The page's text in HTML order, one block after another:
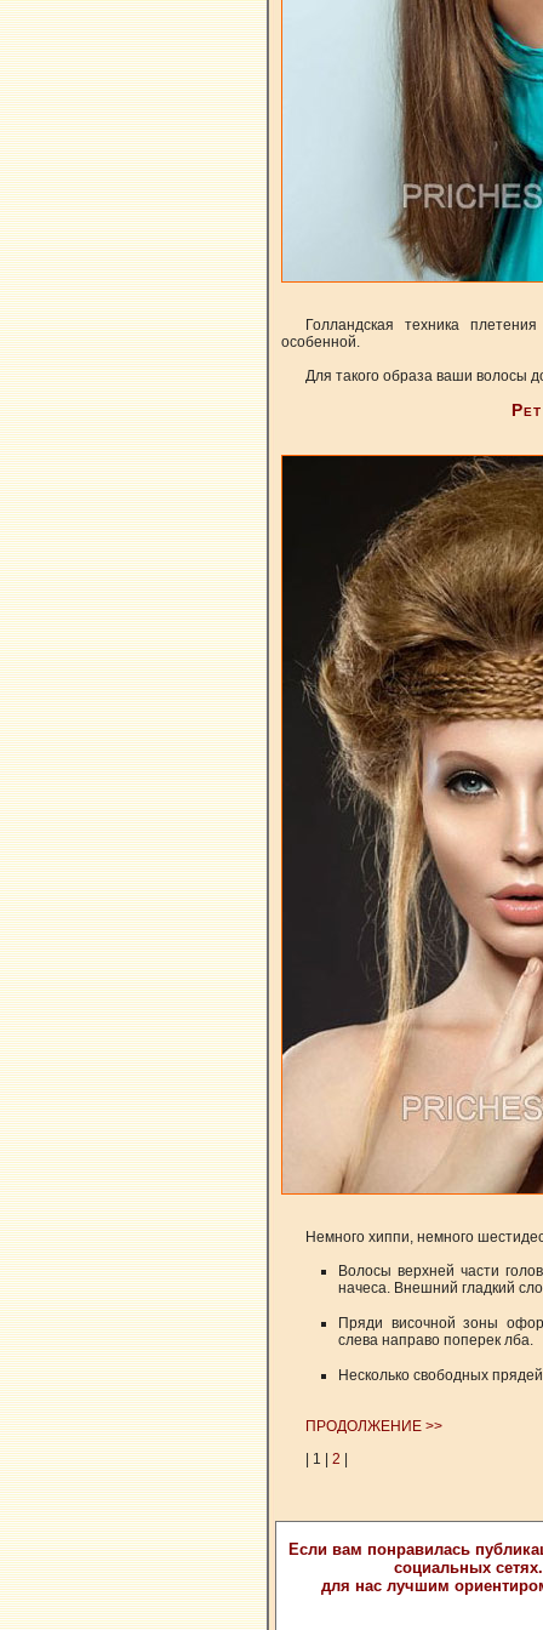
Голландская техника
особенной.
Для такого образа ваши волосы
Немного хиппи, немного
Волосы верхней части
начеса. Внешний гладкий
Пряди височной зоны
слева направо поперек лба.
Несколько свободных
ПРОДОЛЖЕНИЕ >>
| 1 | 2
Если вам понравилась
социальных
для нас лучшим